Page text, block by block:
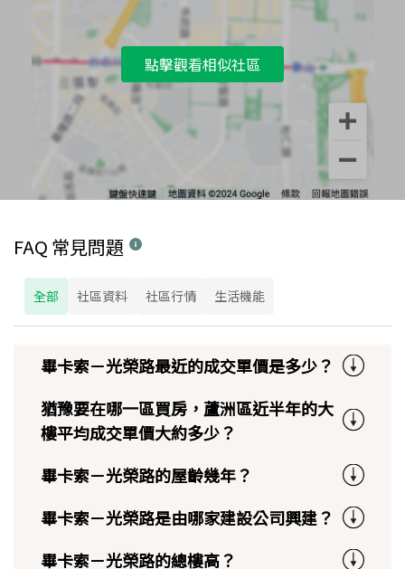
點擊觀看相似社區
FAQ 常見問題
全部 社區資料 社區行情 生活機能
畢卡索－光榮路最近的成交單價是多少？
猶豫要在哪一區買房，蘆洲區近半年的大
樓平均成交單價大約多少？
畢卡索－光榮路的屋齡幾年？
畢卡索－光榮路是由哪家建設公司興建？
畢卡索－光榮路的總樓高？